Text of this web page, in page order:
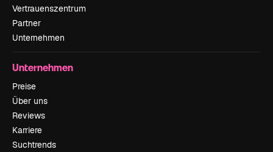
Vertrauenszentrum
Partner
Unternehmen
Unternehmen
Preise
Über uns
Reviews
Karriere
Suchtrends